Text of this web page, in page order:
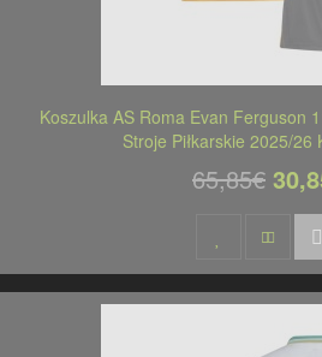
Koszulka AS Roma Evan Ferguson
Stroje Piłkarskie 2025/26
65,85€